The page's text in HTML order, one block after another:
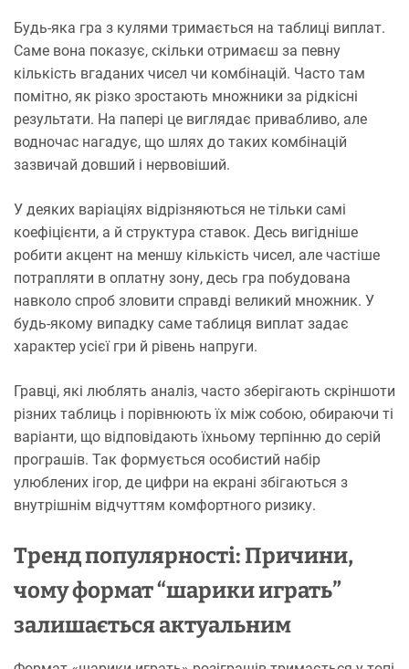
Будь-яка гра з кулями тримається на таблиці виплат.
Саме вона показує, скільки отримаєш за певну
кількість вгаданих чисел чи комбінацій. Часто там
помітно, як різко зростають множники за рідкісні
результати. На папері це виглядає привабливо, але
водночас нагадує, що шлях до таких комбінацій
зазвичай довший і нервовіший.
У деяких варіаціях відрізняються не тільки самі
коефіцієнти, а й структура ставок. Десь вигідніше
робити акцент на меншу кількість чисел, але частіше
потрапляти в оплатну зону, десь гра побудована
навколо спроб зловити справді великий множник. У
будь-якому випадку саме таблиця виплат задає
характер усієї гри й рівень напруги.
Гравці, які люблять аналіз, часто зберігають скріншоти
різних таблиць і порівнюють їх між собою, обираючи ті
варіанти, що відповідають їхньому терпінню до серій
програшів. Так формується особистий набір
улюблених ігор, де цифри на екрані збігаються з
внутрішнім відчуттям комфортного ризику.
Тренд популярності: Причини,
чому формат “шарики играть”
залишається актуальним